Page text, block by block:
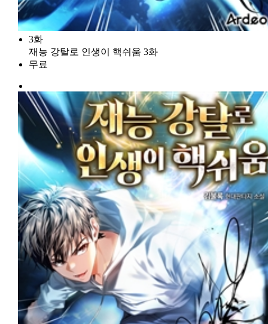
3화
재능 강탈로 인생이 핵쉬움 3화
무료